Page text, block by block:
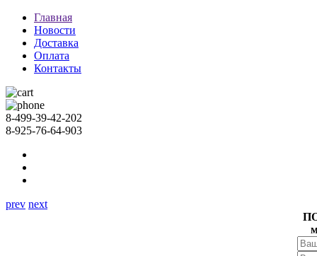
Главная
Новости
Доставка
Оплата
Контакты
8-499-39-42-202
8-925-76-64-903
prev next